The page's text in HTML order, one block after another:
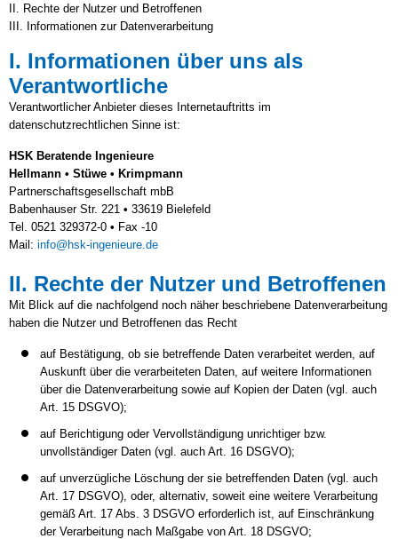
II. Rechte der Nutzer und Betroffenen
III. Informationen zur Datenverarbeitung
I. Informationen über uns als
Verantwortliche
Verantwortlicher Anbieter dieses Internetauftritts im
datenschutzrechtlichen Sinne ist:
HSK Beratende Ingenieure
Hellmann • Stüwe • Krimpmann
Partnerschaftsgesellschaft mbB
Babenhauser Str. 221 • 33619 Bielefeld
Tel. 0521 329372-0 • Fax -10
Mail: info@hsk-ingenieure.de
II. Rechte der Nutzer und Betroffenen
Mit Blick auf die nachfolgend noch näher beschriebene Datenverarbeitung
haben die Nutzer und Betroffenen das Recht
auf Bestätigung, ob sie betreffende Daten verarbeitet werden, auf
Auskunft über die verarbeiteten Daten, auf weitere Informationen
über die Datenverarbeitung sowie auf Kopien der Daten (vgl. auch
Art. 15 DSGVO);
auf Berichtigung oder Vervollständigung unrichtiger bzw.
unvollständiger Daten (vgl. auch Art. 16 DSGVO);
auf unverzügliche Löschung der sie betreffenden Daten (vgl. auch
Art. 17 DSGVO), oder, alternativ, soweit eine weitere Verarbeitung
gemäß Art. 17 Abs. 3 DSGVO erforderlich ist, auf Einschränkung
der Verarbeitung nach Maßgabe von Art. 18 DSGVO;